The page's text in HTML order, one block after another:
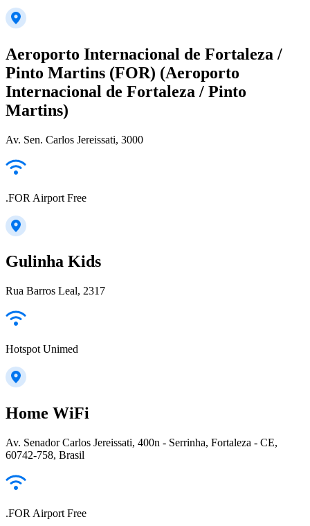
Aeroporto Internacional de Fortaleza /
Pinto Martins (FOR) (Aeroporto
Internacional de Fortaleza / Pinto
Martins)
Av. Sen. Carlos Jereissati, 3000
.FOR Airport Free
Gulinha Kids
Rua Barros Leal, 2317
Hotspot Unimed
Home WiFi
Av. Senador Carlos Jereissati, 400n - Serrinha, Fortaleza - CE,
60742-758, Brasil
.FOR Airport Free